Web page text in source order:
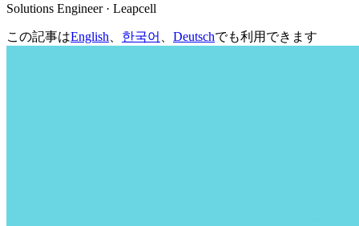
Solutions Engineer · Leapcell
この記事はEnglish 한국어 Deutschでも利用できます